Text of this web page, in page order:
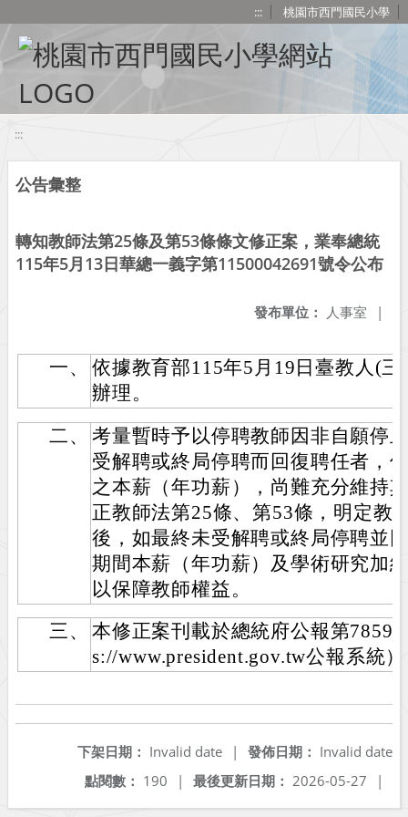
::: 桃園市西門國民小學
:::
公告彙整
轉知教師法第25條及第53條條文修正案，業奉總統
115年5月13日華總一義字第11500042691號令公布
發布單位： 人事室 |
一、
依據教育部115年5月19日臺教人(
辦理。
二、
考量暫時予以停聘教師因非自願停
受解聘或終局停聘而回復聘任者，
之本薪（年功薪），尚難充分維持
正教師法第25條、第53條，明定教
後，如最終未受解聘或終局停聘並
期間本薪（年功薪）及學術研究加
以保障教師權益。
三、
本修正案刊載於總統府公報第7859
s://www.president.gov.tw公報系統
發佈日期： Invalid date
下架日期： Invalid date
|
最後更新日期： 2026-05-27 |
點閱數： 190 |